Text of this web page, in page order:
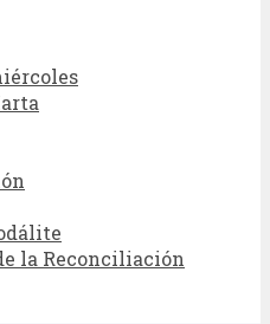
la Reconciliación